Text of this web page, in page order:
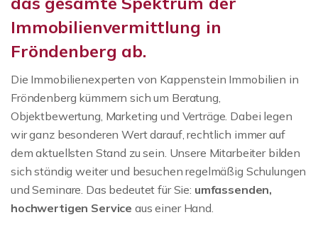
Immobilienvermittlung in
Fröndenberg ab.
Die Immobilienexperten von Kappenstein Immobilien in
Fröndenberg kümmern sich um Beratung,
Objektbewertung, Marketing und Verträge. Dabei legen
wir ganz besonderen Wert darauf, rechtlich immer auf
dem aktuellsten Stand zu sein. Unsere Mitarbeiter bilden
sich ständig weiter und besuchen regelmäßig Schulungen
und Seminare. Das bedeutet für Sie: umfassenden,
hochwertigen Service aus einer Hand.